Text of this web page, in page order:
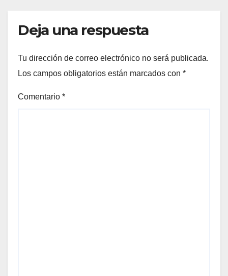
Deja una respuesta
Tu dirección de correo electrónico no será publicada.
Los campos obligatorios están marcados con *
Comentario *